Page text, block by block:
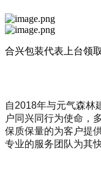
合兴包装代表上台领
自2018年与元气森林
户同兴同行为使命，
保质保量的为客户提
专业的服务团队为其